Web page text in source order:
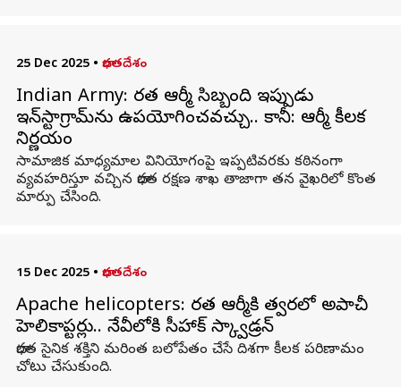
25 Dec 2025 • భారతదేశం
Indian Army: భారత ఆర్మీ సిబ్బంది ఇప్పుడు
ఇన్‌స్టాగ్రామ్‌ను ఉపయోగించవచ్చు.. కానీ: ఆర్మీ కీలక
నిర్ణయం
సామాజిక మాధ్యమాల వినియోగంపై ఇప్పటివరకు కఠినంగా
వ్యవహరిస్తూ వచ్చిన భారత రక్షణ శాఖ తాజాగా తన వైఖరిలో కొంత
మార్పు చేసింది.
15 Dec 2025 • భారతదేశం
Apache helicopters: భారత ఆర్మీకి త్వరలో అపాచీ
హెలికాప్టర్లు.. నేవీలోకి సీహాక్ స్క్వాడ్రన్
భారత సైనిక శక్తిని మరింత బలోపేతం చేసే దిశగా కీలక పరిణామం
చోటు చేసుకుంది.